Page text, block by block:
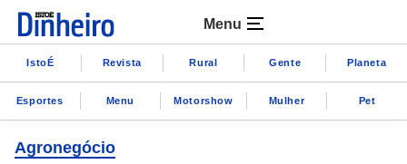
Menu
IstoÉ Revista Rural Gente Planeta
Esportes Menu Motorshow Mulher Pet
Agronegócio